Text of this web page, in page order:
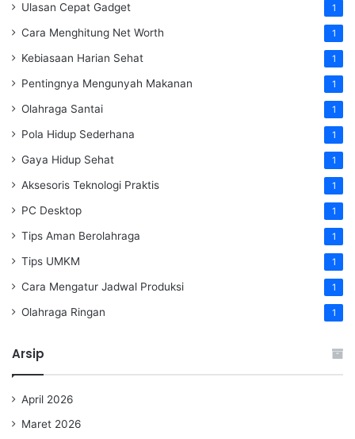
Ulasan Cepat Gadget 1
Cara Menghitung Net Worth 1
Kebiasaan Harian Sehat 1
Pentingnya Mengunyah Makanan 1
Olahraga Santai 1
Pola Hidup Sederhana 1
Gaya Hidup Sehat 1
Aksesoris Teknologi Praktis 1
PC Desktop 1
Tips Aman Berolahraga 1
Tips UMKM 1
Cara Mengatur Jadwal Produksi 1
Olahraga Ringan 1
Arsip
April 2026
Maret 2026